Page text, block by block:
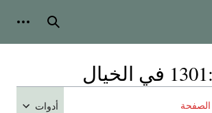
بحث
:1301 في الخيال
أدوات